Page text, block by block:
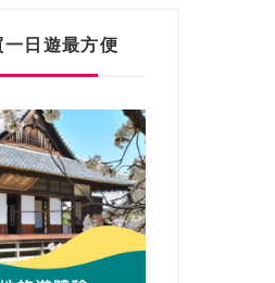
日遊最方便